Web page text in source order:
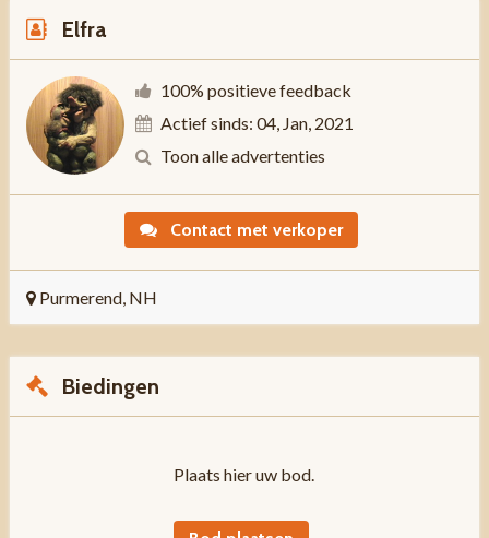
Elfra
100% positieve feedback
Actief sinds: 04, Jan, 2021
Toon alle advertenties
Contact met verkoper
Purmerend, NH
Biedingen
Plaats hier uw bod.